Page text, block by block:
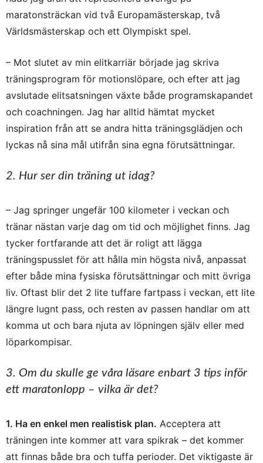
maratonsträckan vid två Europamästerskap, två
Världsmästerskap och ett Olympiskt spel.
– Mot slutet av min elitkarriär började jag skriva
träningsprogram för motionslöpare, och efter att jag
avslutade elitsatsningen växte både programskapandet
och coachningen. Jag har alltid hämtat mycket
inspiration från att se andra hitta träningsglädjen och
lyckas nå sina mål utifrån sina egna förutsättningar.
2. Hur ser din träning ut idag?
– Jag springer ungefär 100 kilometer i veckan och
tränar nästan varje dag om tid och möjlighet finns. Jag
tycker fortfarande att det är roligt att lägga
träningspusslet för att hålla min högsta nivå, anpassat
efter både mina fysiska förutsättningar och mitt övriga
liv. Oftast blir det 2 lite tuffare fartpass i veckan, ett lite
längre lugnt pass, och resten av passen handlar om att
komma ut och bara njuta av löpningen själv eller med
löparkompisar.
3. Om du skulle ge våra läsare enbart 3 tips inför
ett maratonlopp – vilka är det?
1. Ha en enkel men realistisk plan. Acceptera att
träningen inte kommer att vara spikrak – det kommer
att finnas både bra och tuffa perioder. Det viktigaste är